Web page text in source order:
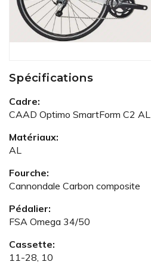
Spécifications
Cadre:
CAAD Optimo SmartForm C2 AL
Matériaux:
AL
Fourche:
Cannondale Carbon composite
Pédalier:
FSA Omega 34/50
Cassette:
11-28, 10